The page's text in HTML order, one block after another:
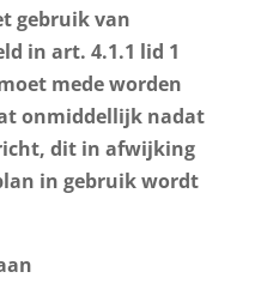
gebruik van
in art. 4.1.1 lid 1
mede worden
onmiddellijk nadat
dit in afwijking
in gebruik wordt